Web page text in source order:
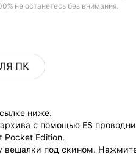
не останетесь без внимания.
ПК
ниже.
с помощью ES
Pocket Edition.
вешалки под скином.